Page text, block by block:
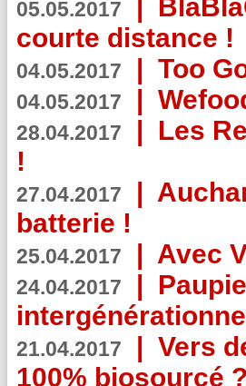
05.05.2017 |
courte distance !
04.05.2017 | Too
04.05.2017 |
28.04.2017 | Les
!
27.04.2017 |
batterie !
25.04.2017 | Avec
24.04.2017 |
21.04.2017 | Vers
100% biosourcé ?